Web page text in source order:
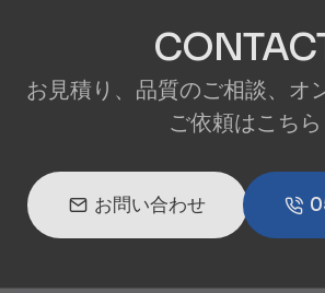
お見積り、品質のご相談、オ
ご依頼はこちら
お問い合わせ